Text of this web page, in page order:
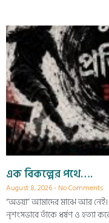
এক বিকল্পের পথে….
August 8, 2026 No Comments
“অভয়া” আমাদের মাঝে আর
নৃশংসভাবে তাঁকে ধর্ষণ ও হত্যা